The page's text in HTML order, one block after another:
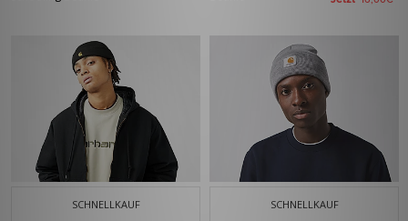
SCHNELLKAUF SCHNELLKAUF